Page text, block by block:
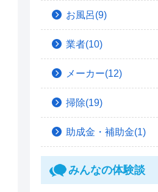
お風呂(9)
業者(10)
メーカー(12)
掃除(19)
助成金・補助金(1)
みんなの体験談